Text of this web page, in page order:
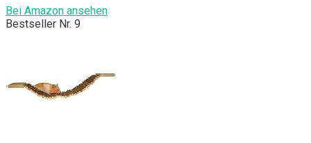
Bei Amazon ansehen
Bestseller Nr. 9